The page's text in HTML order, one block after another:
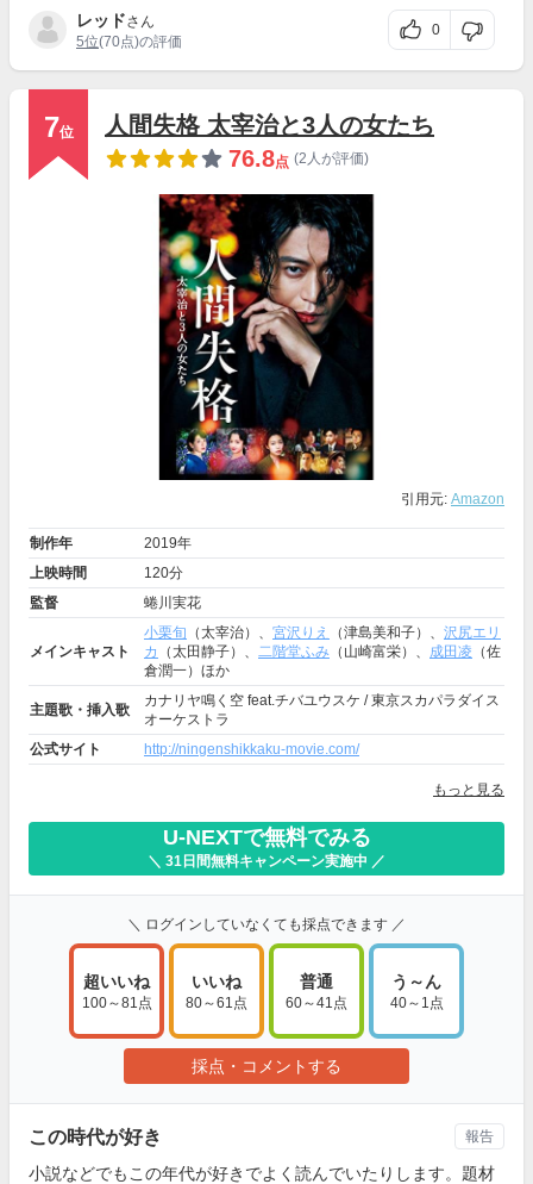
レッドさん
5位(70点)の評価
0
7位
人間失格 太宰治と3人の女たち
76.8点 (2人が評価)
引用元: Amazon
制作年
2019年
上映時間
120分
監督
蜷川実花
メインキャスト
小栗旬 （太宰治）、 宮沢りえ （津島美和子）、 沢尻エリ
カ
（太田静子）、 二階堂ふみ （山崎富栄）、 成田凌 （佐
倉潤一）ほか
主題歌・挿入歌
カナリヤ鳴く空 feat.チバユウスケ / 東京スカパラダイス
オーケストラ
公式サイト
http://ningenshikkaku-movie.com/
もっと見る
U-NEXTで無料でみる
＼ 31日間無料キャンペーン実施中 ／
＼ ログインしていなくても採点できます ／
超いいね
100～81点
いいね
80～61点
普通
60～41点
う～ん
40～1点
採点・コメントする
この時代が好き
小説などでもこの年代が好きでよく読んでいたりします。題材
報告